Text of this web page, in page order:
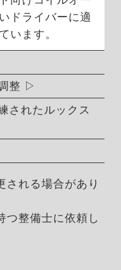
ドライバーに適
います。
整
されたルックス
れる場合があり
整備士に依頼し